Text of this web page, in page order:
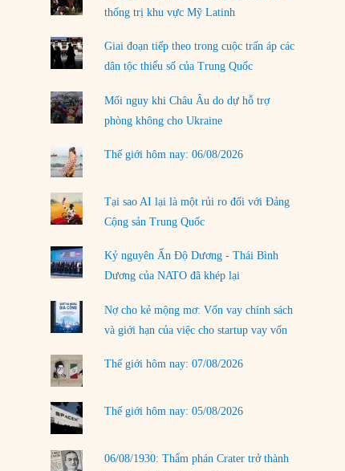
02/08/2026
Làm thế nào để kết thúc Chiến tranh Iran?
01/08/2026
Chiến lược kế tiếp của Bắc Kinh ở Biển Đông
31/07/2026
Trật tự thế giới mới: Các nước nhỏ sẽ luôn
phải chịu đựng?
30/07/2026
LOAD MORE
thống trị khu vực Mỹ Latinh
Giai đoạn tiếp theo trong cuộc trấn áp các
dân tộc thiểu số của Trung Quốc
Mối nguy khi Châu Âu do dự hỗ trợ
phòng không cho Ukraine
Thế giới hôm nay: 06/08/2026
Tại sao AI lại là một rủi ro đối với Đảng
Cộng sản Trung Quốc
Kỷ nguyên Ấn Độ Dương - Thái Bình
Dương của NATO đã khép lại
Nợ cho kẻ mộng mơ: Vốn vay chính sách
và giới hạn của việc cho startup vay vốn
Thế giới hôm nay: 07/08/2026
Thế giới hôm nay: 05/08/2026
06/08/1930: Thẩm phán Crater trở thành